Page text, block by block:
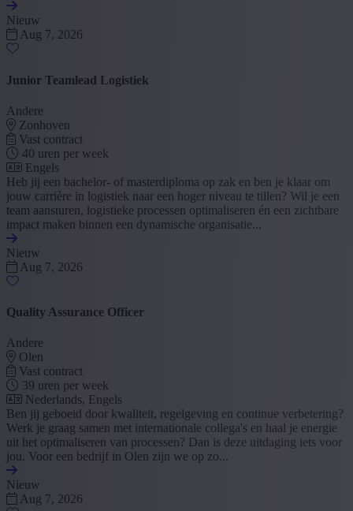
Nieuw
Aug 7, 2026
Junior Teamlead Logistiek
Andere
Zonhoven
Vast contract
40 uren per week
Engels
Heb jij een bachelor- of masterdiploma op zak en ben je klaar om
jouw carrière in logistiek naar een hoger niveau te tillen? Wil je een
team aansturen, logistieke processen optimaliseren én een zichtbare
impact maken binnen een dynamische organisatie...
Nieuw
Aug 7, 2026
Quality Assurance Officer
Andere
Olen
Vast contract
39 uren per week
Nederlands, Engels
Ben jij geboeid door kwaliteit, regelgeving en continue verbetering?
Werk je graag samen met internationale collega's en haal je energie
uit het optimaliseren van processen? Dan is deze uitdaging iets voor
jou. Voor een bedrijf in Olen zijn we op zo...
Nieuw
Aug 7, 2026